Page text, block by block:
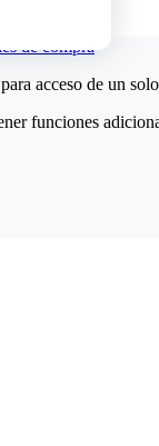
de compra
acceso de un
funciones